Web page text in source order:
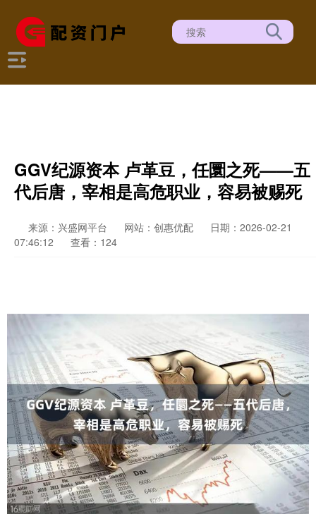
GGV纪源资本 卢革豆，任圜之死——五
代后唐，宰相是高危职业，容易被赐死
来源：兴盛网平台 网站：创惠优配
日期：2026-02-21
07:46:12
查看：124